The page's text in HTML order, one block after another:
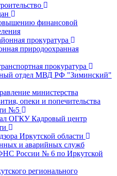
финансовой
прокуратура
природоохранная
прокуратура
отдел МВД РФ "Зиминский"
министерства
опеки и попечительства
№5
ОГКУ Кадровый центр
Иркутской области
и аварийных служб
России № 6 по Иркутской
регионального